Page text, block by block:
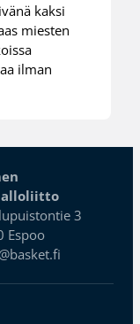
kaksi
miesten
ilman
3
Espoo